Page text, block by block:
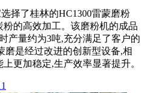
择了桂林的HC1300雷蒙磨粉
的高效加工。该磨粉机的成品
产量约为3吨,充分满足了客户的
磨是经过改进的创新型设备,相
更加稳定,生产效率显著提升。